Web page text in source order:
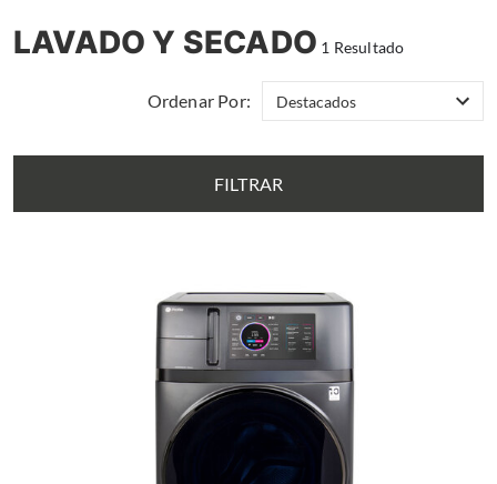
LAVADO Y SECADO 1 Resultado
Ordenar Por:
FILTRAR